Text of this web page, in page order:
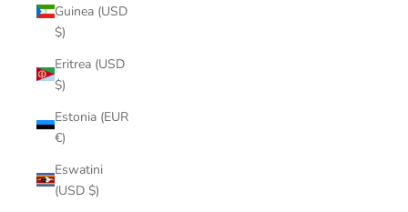
Guinea (USD
$)
Eritrea (USD
$)
Estonia (EUR
€)
Eswatini
(USD $)